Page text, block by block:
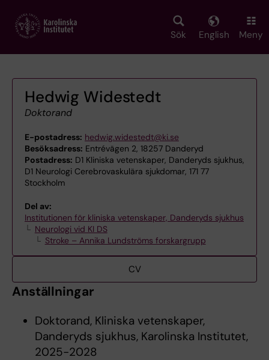
main
Sök English Meny
Hedwig Widestedt
Doktorand
E-postadress: hedwig.widestedt@ki.se
Besöksadress: Entrévägen 2, 18257 Danderyd
Postadress: D1 Kliniska vetenskaper, Danderyds sjukhus,
D1 Neurologi Cerebrovaskulära sjukdomar, 171 77
Stockholm
Del av:
Institutionen för kliniska vetenskaper, Danderyds sjukhus
Neurologi vid KI DS
Stroke – Annika Lundströms forskargrupp
CV
Anställningar
Doktorand, Kliniska vetenskaper,
Danderyds sjukhus, Karolinska Institutet,
2025-2028